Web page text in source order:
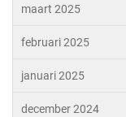
maart 2025
februari 2025
januari 2025
december 2024